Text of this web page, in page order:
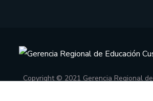
Copyright © 2021 Gerencia Regional